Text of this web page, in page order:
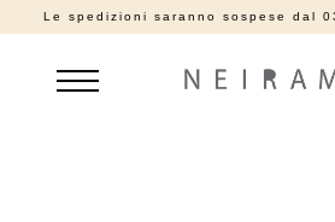
Le spedizioni saranno sospese dal